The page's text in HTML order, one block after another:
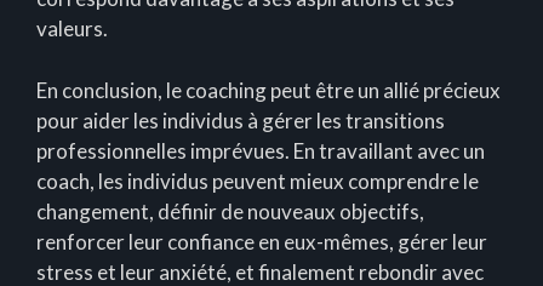
valeurs.
En conclusion, le coaching peut être un allié précieux
pour aider les individus à gérer les transitions
professionnelles imprévues. En travaillant avec un
coach, les individus peuvent mieux comprendre le
changement, définir de nouveaux objectifs,
renforcer leur confiance en eux-mêmes, gérer leur
stress et leur anxiété, et finalement rebondir avec